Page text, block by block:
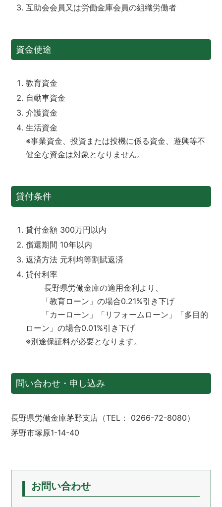
互助会会員又は労働金庫会員の組織労働者
資金使途
教育資金
自動車資金
介護資金
生活資金
※事業資金、投資または投機に係る資金、遊興等不
健全な資金は対象となりません。
貸付条件
貸付金額 300万円以内
償還期間 10年以内
返済方法 元利均等割賦返済
貸付利率
長野県労働金庫の適用金利より、
「教育ローン」の場合0.21%引き下げ
「カーローン」「リフォームローン」「多目的
ローン」の場合0.01%引き下げ
※別途保証料が必要となります。
問い合わせ・申し込み
長野県労働金庫茅野支店（TEL： 0266-72-8080）
茅野市塚原1-14-40
お問い合わせ